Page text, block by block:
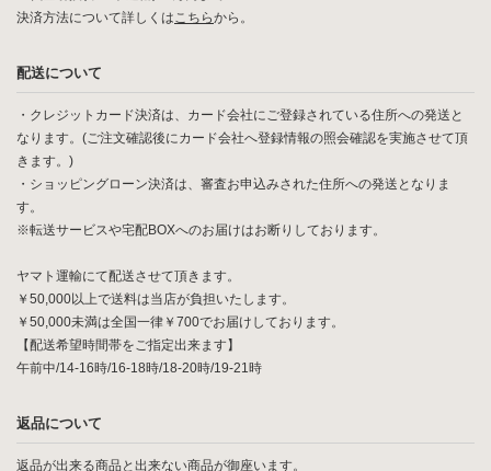
決済方法について詳しくはこちらから。
配送について
・クレジットカード決済は、カード会社にご登録されている住所への発送と
なります。(ご注文確認後にカード会社へ登録情報の照会確認を実施させて頂
きます。)
・ショッピングローン決済は、審査お申込みされた住所への発送となりま
す。
※転送サービスや宅配BOXへのお届けはお断りしております。
ヤマト運輸にて配送させて頂きます。
￥50,000以上で送料は当店が負担いたします。
￥50,000未満は全国一律￥700でお届けしております。
【配送希望時間帯をご指定出来ます】
午前中/14-16時/16-18時/18-20時/19-21時
返品について
返品が出来る商品と出来ない商品が御座います。